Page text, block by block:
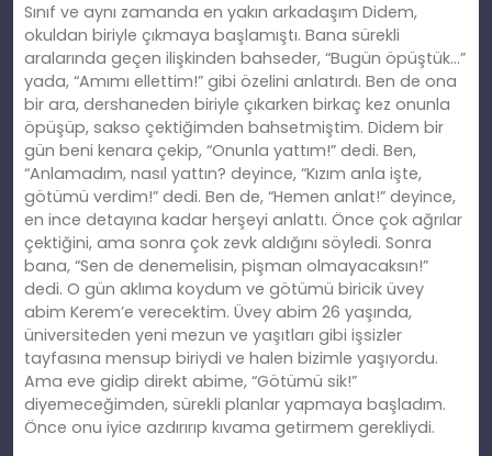
Sınıf ve aynı zamanda en yakın arkadaşım Didem,
okuldan biriyle çıkmaya başlamıştı. Bana sürekli
aralarında geçen ilişkinden bahseder, “Bugün öpüştük…”
yada, “Amımı ellettim!” gibi özelini anlatırdı. Ben de ona
bir ara, dershaneden biriyle çıkarken birkaç kez onunla
öpüşüp, sakso çektiğimden bahsetmiştim. Didem bir
gün beni kenara çekip, “Onunla yattım!” dedi. Ben,
“Anlamadım, nasıl yattın? deyince, “Kızım anla işte,
götümü verdim!” dedi. Ben de, “Hemen anlat!” deyince,
en ince detayına kadar herşeyi anlattı. Önce çok ağrılar
çektiğini, ama sonra çok zevk aldığını söyledi. Sonra
bana, “Sen de denemelisin, pişman olmayacaksın!”
dedi. O gün aklıma koydum ve götümü biricik üvey
abim Kerem’e verecektim. Üvey abim 26 yaşında,
üniversiteden yeni mezun ve yaşıtları gibi işsizler
tayfasına mensup biriydi ve halen bizimle yaşıyordu.
Ama eve gidip direkt abime, “Götümü sik!”
diyemeceğimden, sürekli planlar yapmaya başladım.
Önce onu iyice azdırırıp kıvama getirmem gerekliydi.